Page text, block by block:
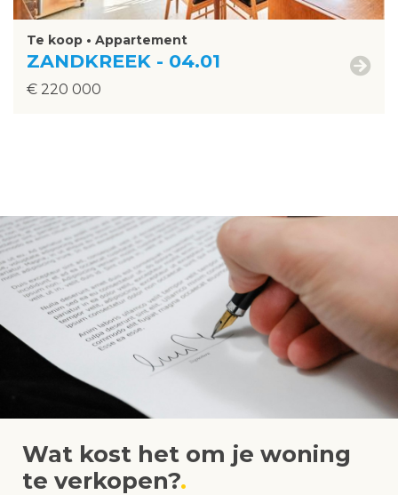
Te koop • Appartement
ZANDKREEK - 04.01
€ 220 000
Wat kost het om je woning
te verkopen?